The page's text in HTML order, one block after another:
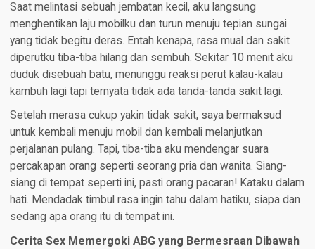
Saat melintasi sebuah jembatan kecil, aku langsung
menghentikan laju mobilku dan turun menuju tepian sungai
yang tidak begitu deras. Entah kenapa, rasa mual dan sakit
diperutku tiba-tiba hilang dan sembuh. Sekitar 10 menit aku
duduk disebuah batu, menunggu reaksi perut kalau-kalau
kambuh lagi tapi ternyata tidak ada tanda-tanda sakit lagi.
Setelah merasa cukup yakin tidak sakit, saya bermaksud
untuk kembali menuju mobil dan kembali melanjutkan
perjalanan pulang. Tapi, tiba-tiba aku mendengar suara
percakapan orang seperti seorang pria dan wanita. Siang-
siang di tempat seperti ini, pasti orang pacaran! Kataku dalam
hati. Mendadak timbul rasa ingin tahu dalam hatiku, siapa dan
sedang apa orang itu di tempat ini.
Cerita Sex Memergoki ABG yang Bermesraan Dibawah